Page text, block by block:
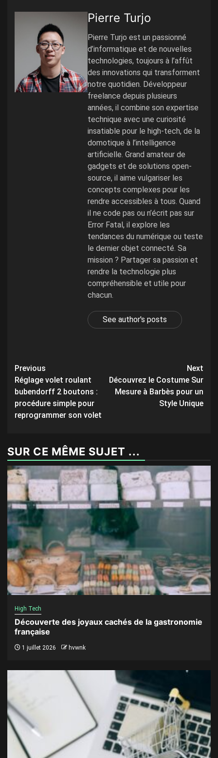
Pierre Turjo
Pierre Turjo est un passionné
d’informatique et de nouvelles
technologies, toujours à l’affût
des innovations qui transforment
notre quotidien. Développeur
freelance depuis plusieurs
années, il combine son expertise
technique avec une curiosité
insatiable pour le high-tech, de la
domotique à l’intelligence
artificielle. Grand amateur de
gadgets et de solutions open-
source, il aime vulgariser les
concepts complexes pour les
rendre accessibles à tous. Quand
il ne code pas ou n’écrit pas sur
Error Fatal, il explore les
tendances du numérique ou teste
le dernier objet connecté. Sa
mission ? Partager sa passion et
rendre la technologie plus
compréhensible et utile pour
chacun.
See author's posts
Post
navigation
Previous
Réglage volet roulant
bubendorff 2 boutons :
procédure simple pour
reprogrammer son volet
Next
Découvrez le Costume Sur
Mesure à Barbès pour un
Style Unique
SUR CE MÊME SUJET ...
High Tech
Découverte des joyaux cachés de la gastronomie
française
1 juillet 2026 hvwnk